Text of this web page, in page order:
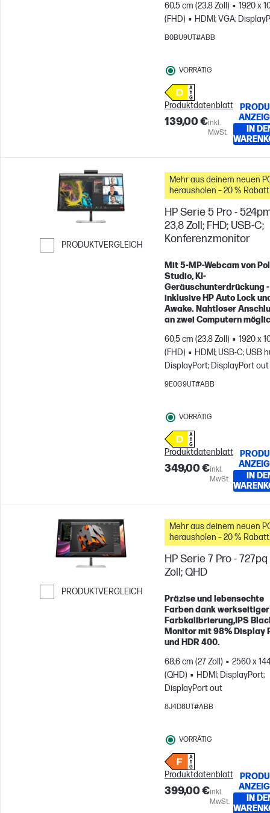
60,5 cm (23,8 Zoll)
1920 x
(FHD)
HDMI; VGA;
B0BU9UT#ABB
VORRÄTIG
Produktdatenblatt
139,00 €inkl.
MwSt.
IN
PRODUKTVERGLEICH
Weiter zum Vergleichen
Mehr aus deinem neuen
herausholen – 20 % Rabatt
auf Zubehör
HP Serie 5 Pro -
23,8 Zoll; FHD; USB-C;
Konferenzmonitor
Mit 5-MP-Webcam von
Studio, KI-
Geräuschunterdrückung -
inklusive HP Auto Lock
Awake. Nahtloser
an zwei Computern
60,5 cm (23,8 Zoll)
1920 x
(FHD)
HDMI; USB-C; USB
DisplayPort; DisplayPort out
9E0G9UT#ABB
VORRÄTIG
Produktdatenblatt
349,00 €inkl.
MwSt.
IN
PRODUKTVERGLEICH
Weiter zum Vergleichen
Mehr aus deinem neuen
herausholen – 20 % Rabatt
auf Zubehör
HP Serie 7 Pro - 727pq
Zoll; QHD
Präzise und lebensechte
Farben dank werkseitiger
Farbkalibrierung,IPS
Monitor mit 98% Display
und HDR 400.
68,6 cm (27 Zoll)
2560 x
(QHD)
HDMI; DisplayPort;
DisplayPort out
8J4D8UT#ABB
VORRÄTIG
Produktdatenblatt
399,00 €inkl.
MwSt.
IN